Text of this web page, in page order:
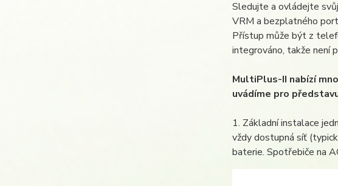
Sledujte a ovládejte
VRM a bezplatného
Přístup může být z
integrováno, takže není
MultiPlus-II nabízí
uvádíme pro
1. Základní instalace
vždy dostupná síť
baterie. Spotřebiče na